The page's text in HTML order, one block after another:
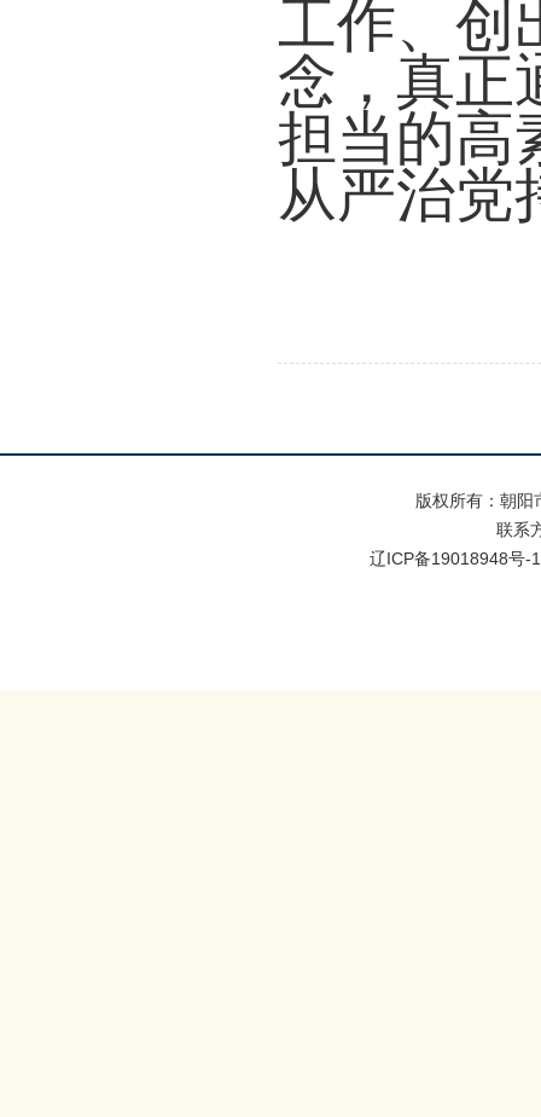
工作、创
念，真正
担当的高
从严治党
版权所有：朝
联系
辽ICP备19018948号-1